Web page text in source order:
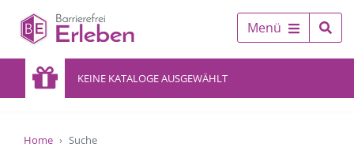
Menü
KEINE KATALOGE AUSGEWÄHLT
Home Suche